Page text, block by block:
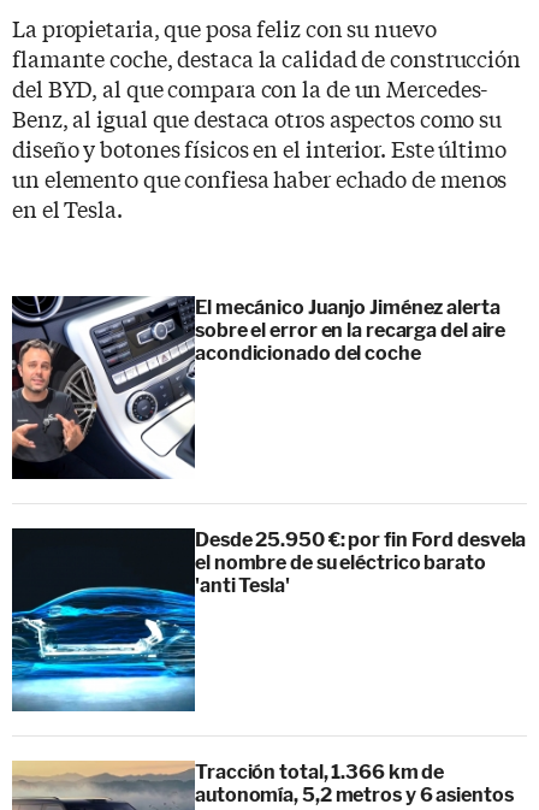
La propietaria, que posa feliz con su nuevo
flamante coche, destaca la calidad de construcción
del BYD, al que compara con la de un Mercedes-
Benz, al igual que destaca otros aspectos como su
diseño y botones físicos en el interior. Este último
un elemento que confiesa haber echado de menos
en el Tesla.
El mecánico Juanjo Jiménez alerta
sobre el error en la recarga del aire
acondicionado del coche
Desde 25.950 €: por fin Ford desvela
el nombre de su eléctrico barato
'anti Tesla'
Tracción total, 1.366 km de
autonomía, 5,2 metros y 6 asientos